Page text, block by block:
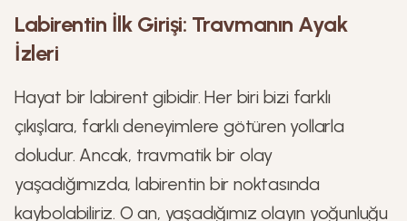
Labirentin İlk Girişi: Travmanın Ayak
İzleri
Hayat bir labirent gibidir. Her biri bizi farklı
çıkışlara, farklı deneyimlere götüren yollarla
doludur. Ancak, travmatik bir olay
yaşadığımızda, labirentin bir noktasında
kaybolabiliriz. O an, yaşadığımız olayın yoğunluğu